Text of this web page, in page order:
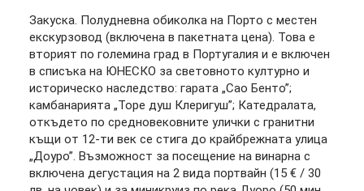
Закуска. Полудневна обиколка на Порто с местен
екскурзовод (включена в пакетната цена). Това е
вторият по големина град в Португалия и е включен
в списъка на ЮНЕСКО за световното културно и
историческо наследство: гарата „Сао Бенто”;
камбанарията „Торе душ Клеригуш”; Катедралата,
откъдето по средновековните улички с гранитни
къщи от 12-ти век се стига до крайбрежната улица
„Доуро”. Възможност за посещение на винарна с
включена дегустация на 2 вида портвайн (15 € / 30